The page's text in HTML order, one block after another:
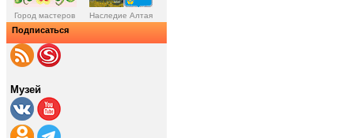
Город мастеров Наследие Алтая
Подписаться
Музей